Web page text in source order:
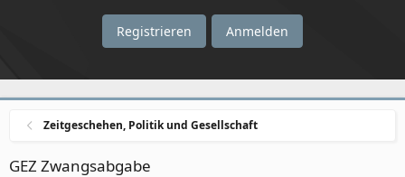
Registrieren Anmelden
Zeitgeschehen, Politik und Gesellschaft
GEZ Zwangsabgabe